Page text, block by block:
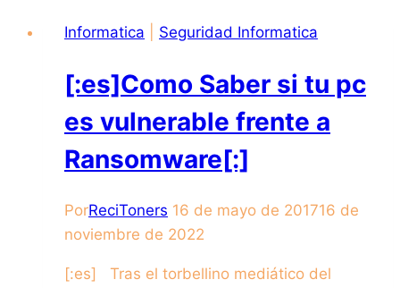
Informatica Seguridad Informatica
[:es]Como Saber si tu pc
es vulnerable frente a
Ransomware[:]
PorReciToners 16 de mayo de 201716 de
noviembre de 2022
[:es] Tras el torbellino mediático del